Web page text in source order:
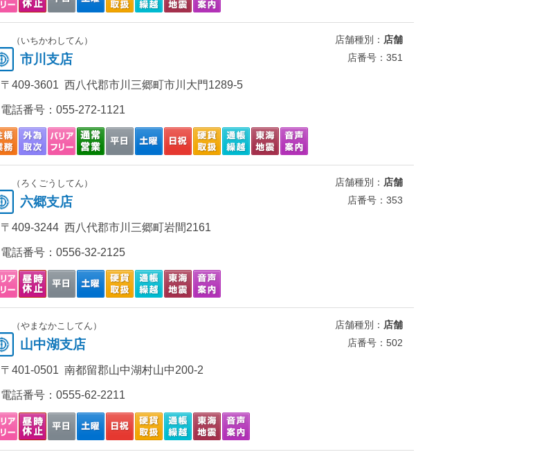
（いちかわしてん）
市川支店
店舗種別： 店舗
店番号：351
〒409-3601 西八代郡市川三郷町市川大門1289-5
電話番号： 055-272-1121
（ろくごうしてん）
六郷支店
店舗種別： 店舗
店番号：353
〒409-3244 西八代郡市川三郷町岩間2161
電話番号： 0556-32-2125
（やまなかこしてん）
山中湖支店
店舗種別： 店舗
店番号：502
〒401-0501 南都留郡山中湖村山中200-2
電話番号： 0555-62-2211